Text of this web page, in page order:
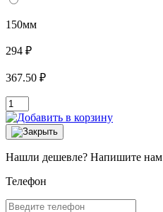
150мм
294 ₽
367.50 ₽
Нашли дешевле? Напишите нам
Телефон